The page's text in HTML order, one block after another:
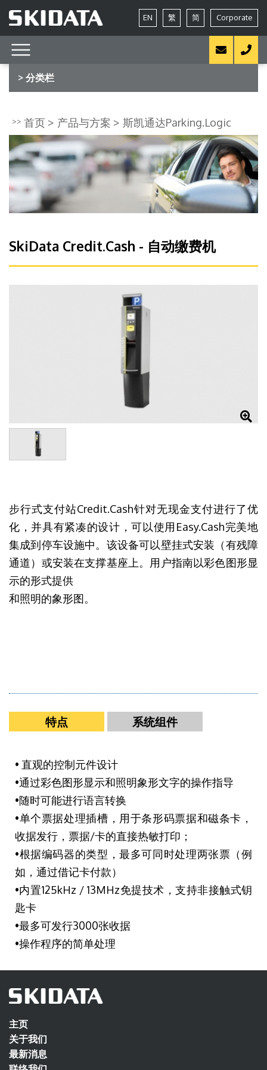
EN 繁 简 Corporate
> 分类栏
首页 产品与方案 斯凯通达Parking.Logic
SkiData Credit.Cash - 自动缴费机
步行式支付站Credit.Cash针对无现金支付进行了优
化，并具有紧凑的设计，可以使用Easy.Cash完美地
集成到停车设施中。该设备可以壁挂式安装（有残障
通道）或安装在支撑基座上。用户指南以彩色图形显
示的形式提供
和照明的象形图。
特点 系统组件
• 直观的控制元件设计
•通过彩色图形显示和照明象形文字的操作指导
•随时可能进行语言转换
•单个票据处理插槽，用于条形码票据和磁条卡，
收据发行，票据/卡的直接热敏打印；
•根据编码器的类型，最多可同时处理两张票（例
如，通过借记卡付款）
•内置125kHz / 13MHz免提技术，支持非接触式钥
匙卡
•最多可发行3000张收据
•操作程序的简单处理
主页
关于我们
最新消息